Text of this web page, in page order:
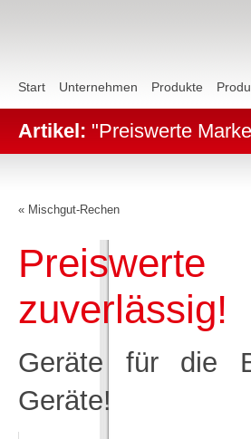
Start Unternehmen Produkte
Artikel: "Preiswerte
« Mischgut-Rechen
zuverlässig!
Geräte für die
Geräte!